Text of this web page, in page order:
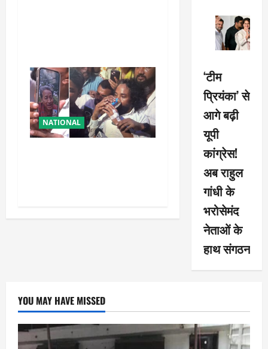
NATIONAL
‘टीम
प्रियंका’ से
आगे बढ़ी
यूपी
कांग्रेस!
अब राहुल
गांधी के
भरोसेमंद
नेताओं के
हाथ संगठन
YOU MAY HAVE MISSED